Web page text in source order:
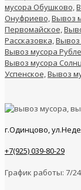
мусора Обушково,
Онуфриево,Вывоз
Первомайское,
Рассказовка,Вывоз
Вывоз мусора
Вывоз мусора
Успенское,Вывоз
г.Одинцово,
+7(925) 039-80-29
График работы: 7/24